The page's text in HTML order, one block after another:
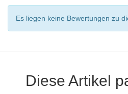
Es liegen keine Bewertungen zu
Diese Artikel